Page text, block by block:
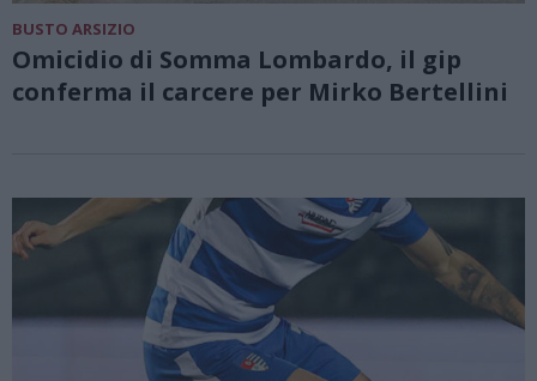
BUSTO ARSIZIO
Omicidio di Somma Lombardo, il gip
conferma il carcere per Mirko Bertellini